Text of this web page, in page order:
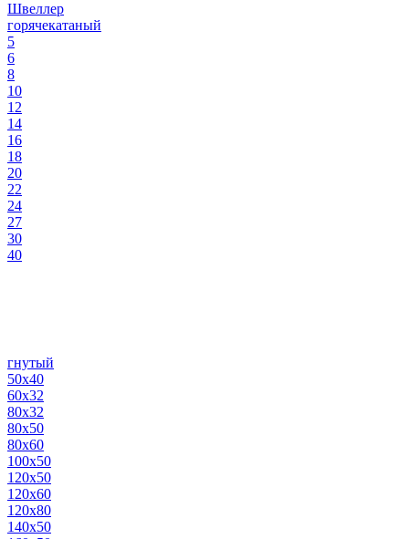
Швеллер
горячекатаный
5
6
8
10
12
14
16
18
20
22
24
27
30
40
гнутый
50х40
60х32
80х32
80х50
80х60
100х50
120х50
120х60
120х80
140х50